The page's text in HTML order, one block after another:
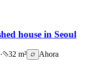
house in Seoul
· 32 m² Ahora